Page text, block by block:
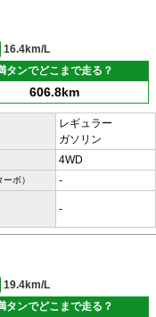
16.4km/L
タンでどこまで走る？
606.8km
レギュラー
ガソリン
4WD
ボ） -
-
19.4km/L
タンでどこまで走る？